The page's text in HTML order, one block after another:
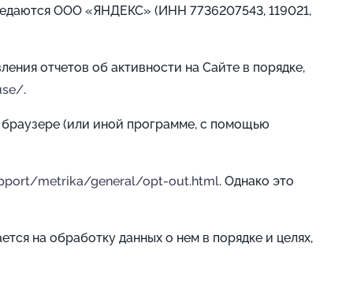
ООО «ЯНДЕКС» (ИНН 7736207543, 119021,
отчетов об активности на Сайте в порядке,
.
браузере (или иной программе, с помощью
metrika/general/opt-out.html. Однако это
на обработку данных о нем в порядке и целях,